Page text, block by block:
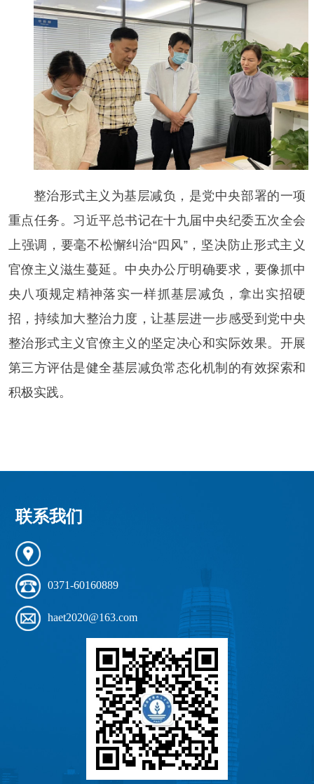
整治形式主义为基层减负，是党中央部署的一项
重点任务。习近平总书记在十九届中央纪委五次全会
上强调，要毫不松懈纠治“四风”，坚决防止形式主义
官僚主义滋生蔓延。中央办公厅明确要求，要像抓中
央八项规定精神落实一样抓基层减负，拿出实招硬
招，持续加大整治力度，让基层进一步感受到党中央
整治形式主义官僚主义的坚定决心和实际效果。开展
第三方评估是健全基层减负常态化机制的有效探索和
积极实践。
联系我们
0371-60160889
haet2020@163.com